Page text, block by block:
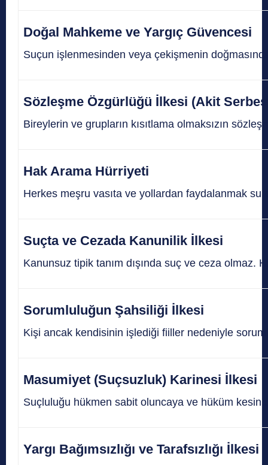
Doğal Mahkeme ve Yargıç Güvencesi
Suçun işlenmesinden veya çekişmenin
Sözleşme Özgürlüğü İlkesi (Akit
Bireylerin ve grupların kısıtlama olmaksızın
Hak Arama Hürriyeti
Herkes meşru vasıta ve yollardan faydalanmak
Suçta ve Cezada Kanunilik İlkesi
Kanunsuz tipik tanım dışında suç ve ceza olmaz.
Sorumluluğun Şahsiliği İlkesi
Kişi ancak kendisinin işlediği fiiller nedeniyle
Masumiyet (Suçsuzluk) Karinesi İlkesi
Suçluluğu hükmen sabit oluncaya ve hüküm
Yargı Bağımsızlığı ve Tarafsızlığı İlkesi